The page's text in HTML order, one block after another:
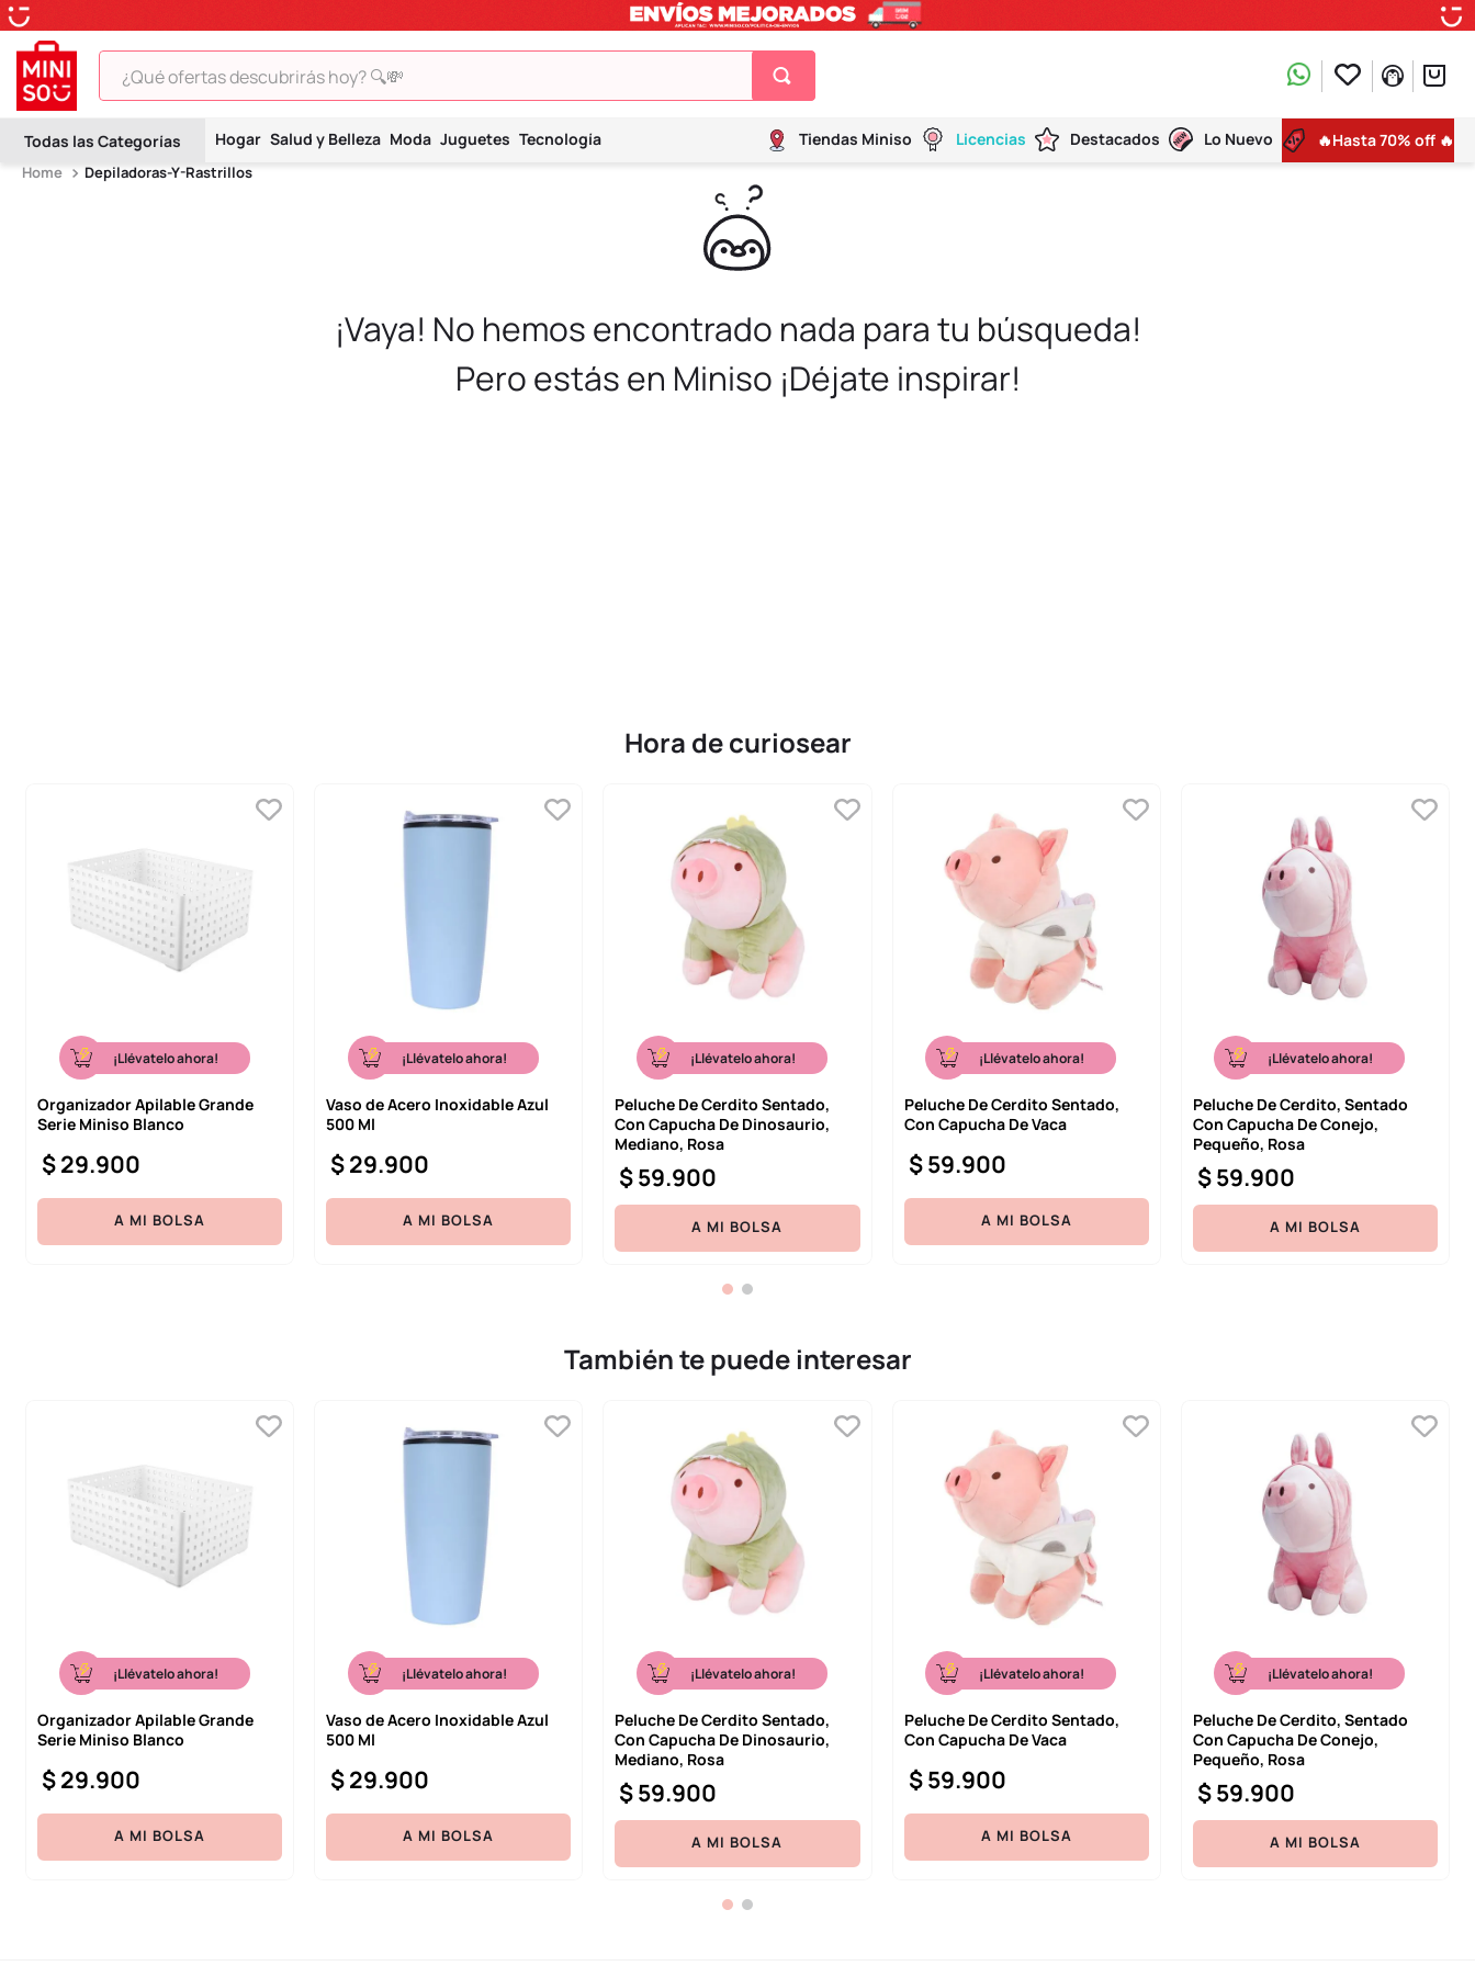
¿Qué ofertas descubrirás hoy? 🔍💸
Hogar Salud y Belleza Moda Juguetes Tecnología Tiendas Miniso Licencias Destacados Lo Nuevo 🔥Hasta 70% off 🔥
Depiladoras-Y-Rastrillos
¡Vaya! No hemos encontrado nada para tu búsqueda!
Pero estás en Miniso ¡Déjate inspirar!
Hora de curiosear
¡Llévatelo ahora!
Organizador Apilable Grande
Serie Miniso Blanco
$29.900
A MI BOLSA
¡Llévatelo ahora!
Vaso de Acero Inoxidable Azul
500 Ml
$29.900
A MI BOLSA
¡Llévatelo ahora!
Peluche De Cerdito Sentado,
Con Capucha De Dinosaurio,
Mediano, Rosa
$59.900
A MI BOLSA
¡Llévatelo ahora!
Peluche De Cerdito Sentado,
Con Capucha De Vaca
$59.900
A MI BOLSA
¡Llévatelo ahora!
Peluche De Cerdito, Sentado
Con Capucha De Conejo,
Pequeño, Rosa
$59.900
A MI BOLSA
También te puede interesar
¡Llévatelo ahora!
Organizador Apilable Grande
Serie Miniso Blanco
$29.900
A MI BOLSA
¡Llévatelo ahora!
Vaso de Acero Inoxidable Azul
500 Ml
$29.900
A MI BOLSA
¡Llévatelo ahora!
Peluche De Cerdito Sentado,
Con Capucha De Dinosaurio,
Mediano, Rosa
$59.900
A MI BOLSA
¡Llévatelo ahora!
Peluche De Cerdito Sentado,
Con Capucha De Vaca
$59.900
A MI BOLSA
¡Llévatelo ahora!
Peluche De Cerdito, Sentado
Con Capucha De Conejo,
Pequeño, Rosa
$59.900
A MI BOLSA
TÉRMINOS MÁS BUSCADOS